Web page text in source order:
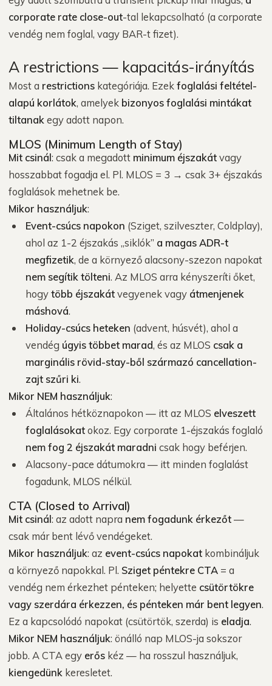
corporate rate close-out-tal lekapcsolható (a corporate
vendég nem foglal, vagy BAR-t fizet).
A restrictions — kapacitás-irányítás
Most a restrictions kategóriája. Ezekfoglalási feltétel-
alapú korlátok, amelyek bizonyos foglalási mintákat
tiltanak egy adott napon.
MLOS (Minimum Length of Stay)
Mit csinál: csak a megadott minimum éjszakátvagy
hosszabbat fogadja el. Pl. MLOS = 3 → csak 3+ éjszakás
foglalások mehetnek be.
Mikor használjuk:
Event-csúcs napokon (Sziget, szilveszter, Coldplay),
ahol az 1-2 éjszakás „siklók” a magas ADR-t
megfizetik, de a környező alacsony-szezon napokat
nem segítik tölteni. Az MLOS arra kényszeríti őket,
hogytöbb éjszakátvegyenek vagy átmenjenek
máshová.
Holiday-csúcs heteken (advent, húsvét), ahol a
vendég úgyis többet marad, és az MLOS csak a
marginális rövid-stay-ből származó cancellation-
zajt szűri ki.
Mikor NEM használjuk:
Általános hétköznapokon — itt az MLOS elveszett
foglalásokatokoz. Egy corporate 1-éjszakás foglaló
nem fog 2 éjszakát maradni csak hogy beférjen.
Alacsony-pace dátumokra — itt minden foglalást
fogadunk, MLOS nélkül.
CTA (Closed to Arrival)
Mit csinál: az adott napra nem fogadunk érkezőt—
csak már bent lévő vendégeket.
Mikor használjuk: az event-csúcs napokat kombináljuk
a környező napokkal. Pl. Sziget péntekre CTA = a
vendég nem érkezhet pénteken; helyette csütörtökre
vagy szerdára érkezzen, és pénteken már bent legyen.
Ez a kapcsolódó napokat (csütörtök, szerda) is eladja.
Mikor NEM használjuk: önálló nap MLOS-ja sokszor
jobb. A CTA egy erős kéz — ha rosszul használjuk,
kiengedünk keresletet.